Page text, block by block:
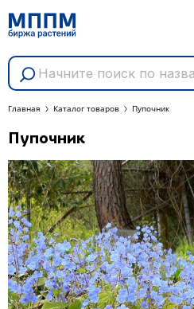
Главная Каталог товаров Пупочник
Пупочник